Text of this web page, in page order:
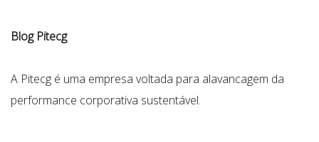
Blog Pitecg
A Pitecg é uma empresa voltada para alavancagem da
performance corporativa sustentável.